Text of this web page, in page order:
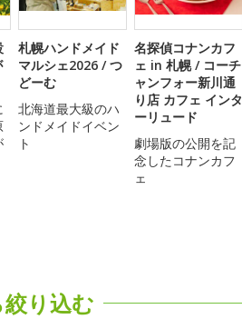
札幌ハンドメイド
マルシェ2026 / つ
どーむ
北海道最大級のハ
ンドメイドイベン
ト
名探偵コナンカフ
ェ in 札幌 / コーチ
ャンフォー新川通
り店 カフェ インタ
ーリュード
劇場版の公開を記
念したコナンカフ
ェ
り込む